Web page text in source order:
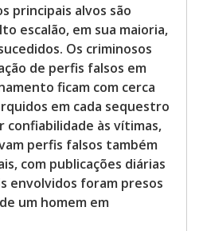
principais alvos são
escalão, em sua maioria,
Os criminosos
de perfis falsos em
ficam com cerca
em cada sequestro
confiabilidade às vítimas,
perfis falsos também
com publicações diárias
envolvidos foram presos
um homem em